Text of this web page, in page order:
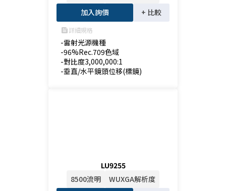
加入詢價 + 比較
feed詳細規格
-雷射光源機種
-96%Rec.709色域
-對比度3,000,000:1
-垂直/水平鏡頭位移(標鏡)
LU9255
8500流明
WUXGA解析度